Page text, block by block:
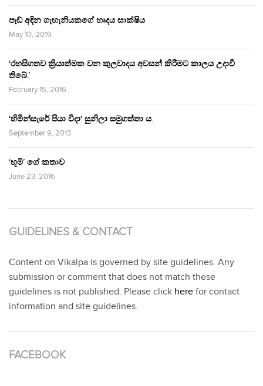
පෑඩ් අඳින ගැහැනියකගේ හෘදය සාක්ෂිය
May 10, 2019
‘රහසිගතව ක්‍රියාත්මක වන කුලවාදය අවසන් කිරීමට කාලය උදාවී
තිබේ.’
February 15, 2016
‘හිමින්සැරේ පියා විදා‘ සුනිලා සමුගත්තා ය.
September 9, 2013
‘භූමි’ ගේ කතාව
June 23, 2016
GUIDELINES & CONTACT
Content on Vikalpa is governed by site guidelines. Any
submission or comment that does not match these
guidelines is not published. Please click here for contact
information and site guidelines.
FACEBOOK